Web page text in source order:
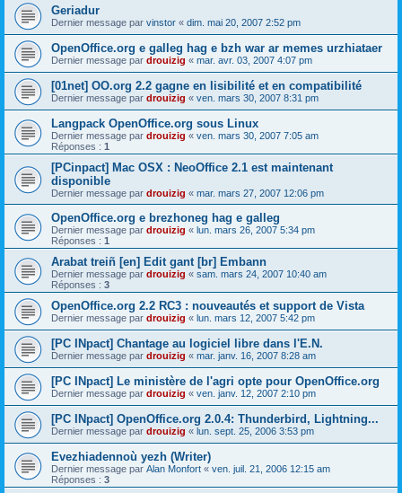
Geriadur
Dernier message par vinstor « dim. mai 20, 2007 2:52 pm
OpenOffice.org e galleg hag e bzh war ar memes urzhiataer
Dernier message par drouizig « mar. avr. 03, 2007 4:07 pm
[01net] OO.org 2.2 gagne en lisibilité et en compatibilité
Dernier message par drouizig « ven. mars 30, 2007 8:31 pm
Langpack OpenOffice.org sous Linux
Dernier message par drouizig « ven. mars 30, 2007 7:05 am
Réponses : 1
[PCinpact] Mac OSX : NeoOffice 2.1 est maintenant
disponible
Dernier message par drouizig « mar. mars 27, 2007 12:06 pm
OpenOffice.org e brezhoneg hag e galleg
Dernier message par drouizig « lun. mars 26, 2007 5:34 pm
Réponses : 1
Arabat treiñ [en] Edit gant [br] Embann
Dernier message par drouizig « sam. mars 24, 2007 10:40 am
Réponses : 3
OpenOffice.org 2.2 RC3 : nouveautés et support de Vista
Dernier message par drouizig « lun. mars 12, 2007 5:42 pm
[PC INpact] Chantage au logiciel libre dans l'E.N.
Dernier message par drouizig « mar. janv. 16, 2007 8:28 am
[PC INpact] Le ministère de l'agri opte pour OpenOffice.org
Dernier message par drouizig « ven. janv. 12, 2007 2:10 pm
[PC INpact] OpenOffice.org 2.0.4: Thunderbird, Lightning...
Dernier message par drouizig « lun. sept. 25, 2006 3:53 pm
Evezhiadennoù yezh (Writer)
Dernier message par Alan Monfort « ven. juil. 21, 2006 12:15 am
Réponses : 3